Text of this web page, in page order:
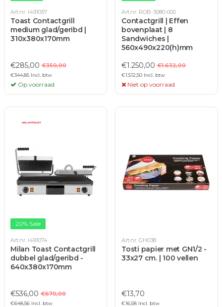
Art.nr. I491057
Toast Contactgrill
medium glad/geribd |
310x380x170mm
€285,00 €350,00
€344,85 Incl. btw
Op voorraad
Art.nr. ROB-3080-000
Contactgrill | Effen
bovenplaat | 8
Sandwiches |
560x490x220(h)mm
€1.250,00 €1.632,00
€1.512,50 Incl. btw
Niet op voorraad
20% Sale
Art.nr. I491074
Milan Toast Contactgrill
dubbel glad/geribd -
640x380x170mm
€536,00 €670,00
€648,56 Incl. btw
Art.nr. GH038
Tosti papier met GN1/2 -
33x27 cm. | 100 vellen
€13,70
€16,58 Incl. btw